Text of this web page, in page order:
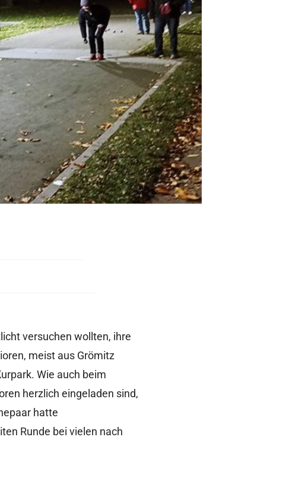
versuchen wollten, ihre
meist aus Grömitz
Wie auch beim
herzlich eingeladen sind,
hatte
Runde bei vielen nach